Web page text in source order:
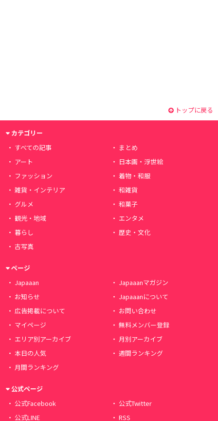
トップに戻る
カテゴリー
すべての記事
まとめ
アート
日本画・浮世絵
ファッション
着物・和服
雑貨・インテリア
和雑貨
グルメ
和菓子
観光・地域
エンタメ
暮らし
歴史・文化
古写真
ページ
Japaaan
Japaaanマガジン
お知らせ
Japaaanについて
広告掲載について
お問い合わせ
マイページ
無料メンバー登録
エリア別アーカイブ
月別アーカイブ
本日の人気
週間ランキング
月間ランキング
公式ページ
公式Facebook
公式Twitter
公式LINE
RSS